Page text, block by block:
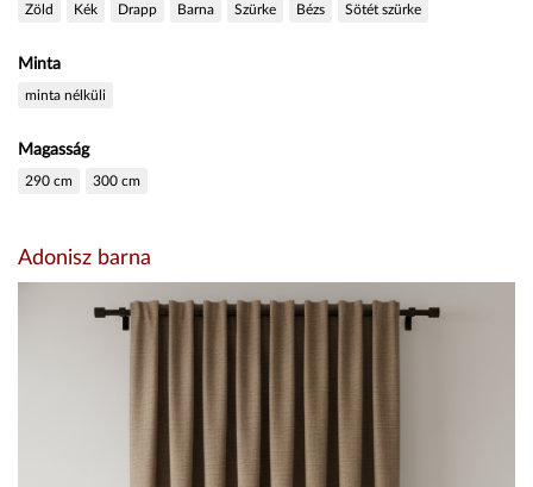
Zöld Kék Drapp Barna Szürke Bézs Sötét szürke
Minta
minta nélküli
Magasság
290 cm 300 cm
Adonisz barna